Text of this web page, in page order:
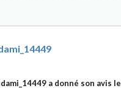
a donné son avis le